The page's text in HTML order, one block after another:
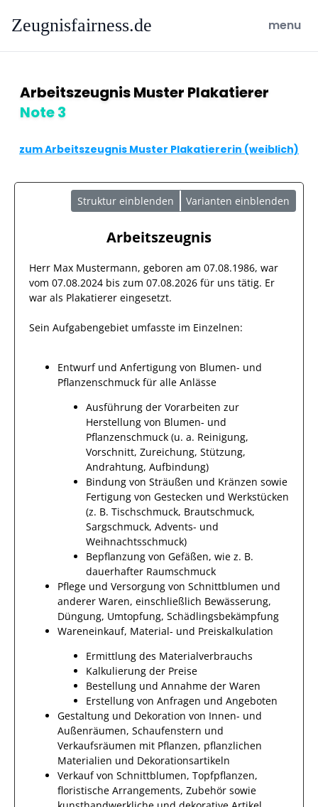
Zeugnisfairness.de open
menu
Arbeitszeugnis Muster Plakatierer
Note 3
zum Arbeitszeugnis Muster Plakatiererin (weiblich)
Struktur einblenden Varianten einblenden
Arbeitszeugnis
Herr Max Mustermann, geboren am 07.08.1986, war
vom 07.08.2024 bis zum 07.08.2026 für uns tätig. Er
war als Plakatierer eingesetzt.
Sein Aufgabengebiet umfasste im Einzelnen:
Entwurf und Anfertigung von Blumen- und
Pflanzenschmuck für alle Anlässe
Ausführung der Vorarbeiten zur
Herstellung von Blumen- und
Pflanzenschmuck (u. a. Reinigung,
Vorschnitt, Zureichung, Stützung,
Andrahtung, Aufbindung)
Bindung von Sträußen und Kränzen sowie
Fertigung von Gestecken und Werkstücken
(z. B. Tischschmuck, Brautschmuck,
Sargschmuck, Advents- und
Weihnachtsschmuck)
Bepflanzung von Gefäßen, wie z. B.
dauerhafter Raumschmuck
Pflege und Versorgung von Schnittblumen und
anderer Waren, einschließlich Bewässerung,
Düngung, Umtopfung, Schädlingsbekämpfung
Wareneinkauf, Material- und Preiskalkulation
Ermittlung des Materialverbrauchs
Kalkulierung der Preise
Bestellung und Annahme der Waren
Erstellung von Anfragen und Angeboten
Gestaltung und Dekoration von Innen- und
Außenräumen, Schaufenstern und
Verkaufsräumen mit Pflanzen, pflanzlichen
Materialien und Dekorationsartikeln
Verkauf von Schnittblumen, Topfpflanzen,
floristische Arrangements, Zubehör sowie